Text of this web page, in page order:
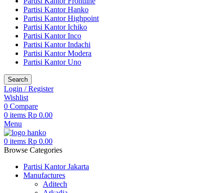
Partisi Kantor Hanko
Partisi Kantor Highpoint
Partisi Kantor Ichiko
Partisi Kantor Inco
Partisi Kantor Indachi
Partisi Kantor Modera
Partisi Kantor Uno
Search
Login / Register
Wishlist
0 Compare
0 items Rp 0.00
Menu
0 items Rp 0.00
Browse Categories
Partisi Kantor Jakarta
Manufactures
Aditech